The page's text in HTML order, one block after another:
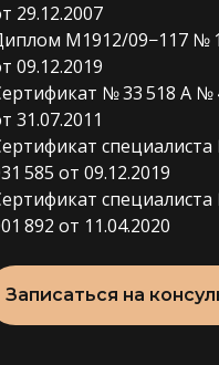
29.12.2007
М1912/09−117 №
09.12.2019
№ 33 518 А №
31.07.2011
специалиста
585 от 09.12.2019
специалиста
892 от 11.04.2020
Записаться на